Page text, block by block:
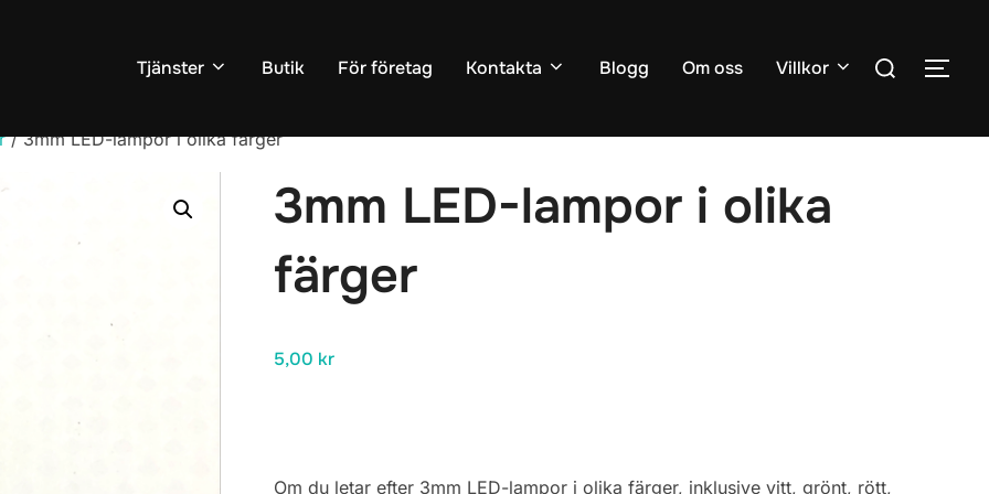
Tjänster Butik För företag Kontakta Blogg Om oss Villkor
Sök
efter:
SLÅ
/ 3mm LED-lampor i olika färger
3mm LED-lampor i olika
färger
5,00 kr
Om du letar efter 3mm LED-lampor i olika färger, inklusive vitt, grönt, rött,